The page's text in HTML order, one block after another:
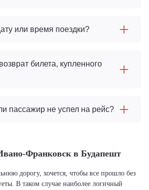
или время поездки?
билета, купленного
пассажир не успел на рейс?
Франковск в Будапешт
дорогу, хочется, чтобы все прошло без
В таком случае наиболее логичный